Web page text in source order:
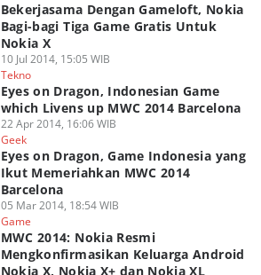
Bekerjasama Dengan Gameloft, Nokia
Bagi-bagi Tiga Game Gratis Untuk
Nokia X
10 Jul 2014, 15:05 WIB
Tekno
Eyes on Dragon, Indonesian Game
which Livens up MWC 2014 Barcelona
22 Apr 2014, 16:06 WIB
Geek
Eyes on Dragon, Game Indonesia yang
Ikut Memeriahkan MWC 2014
Barcelona
05 Mar 2014, 18:54 WIB
Game
MWC 2014: Nokia Resmi
Mengkonfirmasikan Keluarga Android
Nokia X, Nokia X+ dan Nokia XL